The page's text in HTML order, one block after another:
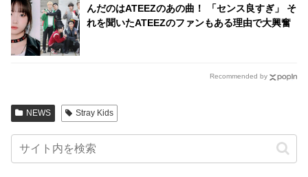
んだのはATEEZのあの曲！ 「センス良すぎ」 そ
れを聞いたATEEZのファンもある理由で大興奮
Recommended by
NEWS Stray Kids